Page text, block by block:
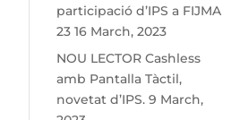
participació d’IPS a FIJMA
23 16 March, 2023
NOU LECTOR Cashless
amb Pantalla Tàctil,
novetat d’IPS. 9 March,